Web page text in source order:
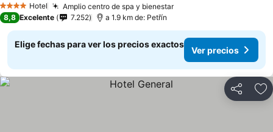
4 EstrellasHotel Amplio centro de spa y bienestarVer precios
8,8 Excelente 7.252 a 1.9 km de: Petřín
Elige fechas para ver los precios exactos
Ver precios
Compartir